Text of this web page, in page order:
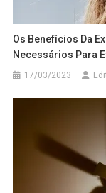
Os Benefícios Da
Necessários Para
17/03/2023